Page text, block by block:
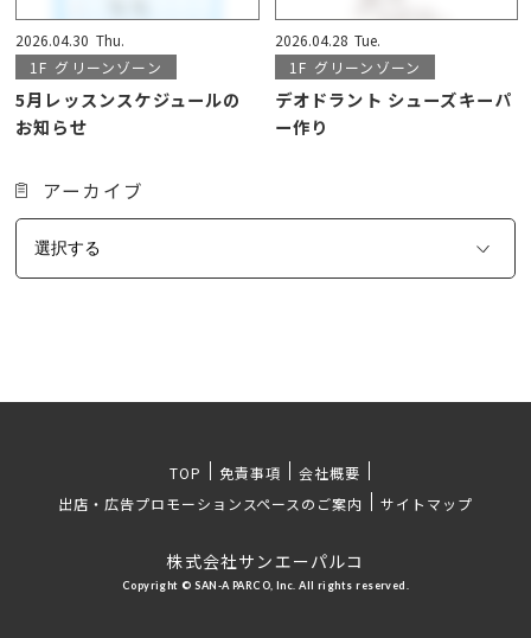
2026.04.30 Thu.
1F グリーンゾーン
5月レッスンスケジュールの
お知らせ
2026.04.28 Tue.
1F グリーンゾーン
デオドラント シューズキーパ
ー作り
アーカイブ
TOP 免責事項
会社概要
出店・広告プロモーションスペースのご案内
サイトマップ
株式会社サンエーパルコ
Copyright © SAN-A PARCO, Inc. All rights reserved.